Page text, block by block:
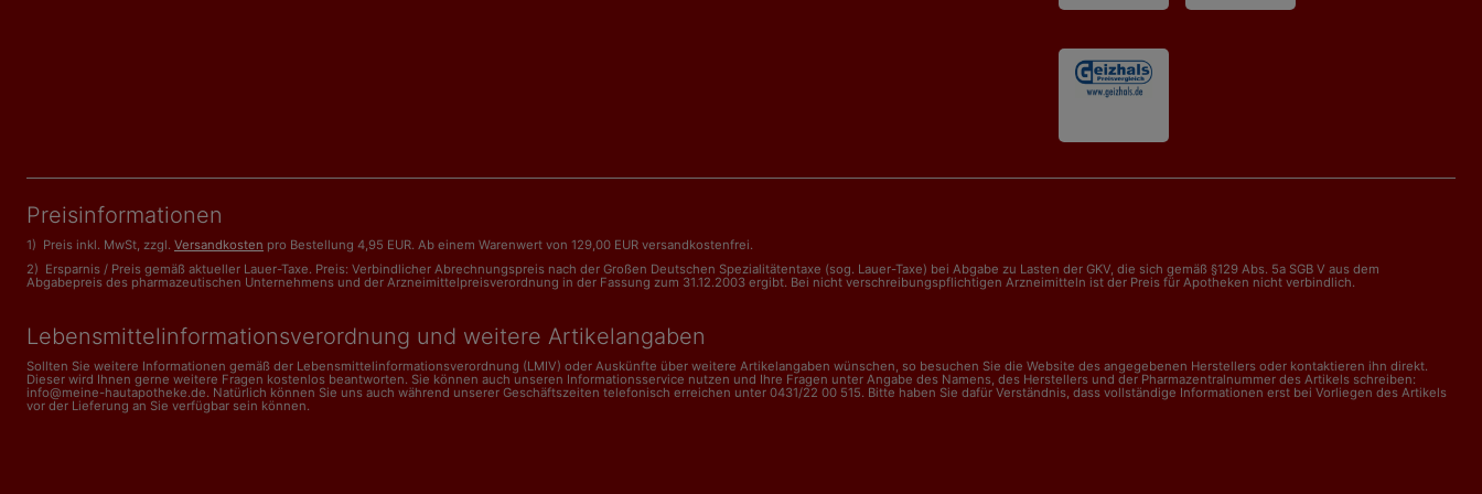
Preisinformationen
1) Preis inkl. MwSt, zzgl. Versandkosten pro Bestellung 4,95 EUR. Ab einem Warenwert von 129,00 EUR versandkostenfrei.
2) Ersparnis / Preis gemäß aktueller Lauer-Taxe. Preis: Verbindlicher Abrechnungspreis nach der Großen Deutschen Spezialitätentaxe (sog. Lauer-Taxe) bei Abgabe zu Lasten der GKV, die sich gemäß §129 Abs. 5a SGB V aus dem
Abgabepreis des pharmazeutischen Unternehmens und der Arzneimittelpreisverordnung in der Fassung zum 31.12.2003 ergibt. Bei nicht verschreibungspflichtigen Arzneimitteln ist der Preis für Apotheken nicht verbindlich.
Lebensmittelinformations­verordnung und weitere Artikelangaben
Sollten Sie weitere Informationen gemäß der Lebensmittel­informations­verordnung (LMIV) oder Auskünfte über weitere Artikelangaben wünschen, so besuchen Sie die Website des angegebenen Herstellers oder kontaktieren ihn direkt.
Dieser wird Ihnen gerne weitere Fragen kostenlos beantworten. Sie können auch unseren Informationsservice nutzen und Ihre Fragen unter Angabe des Namens, des Herstellers und der Pharmazentralnummer des Artikels schreiben:
info@meine-hautapotheke.de. Natürlich können Sie uns auch während unserer Geschäftszeiten telefonisch erreichen unter 0431/22 00 515. Bitte haben Sie dafür Verständnis, dass vollständige Informationen erst bei Vorliegen des Artikels
vor der Lieferung an Sie verfügbar sein können.